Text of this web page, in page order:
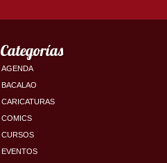
Categorías
AGENDA
BACALAO
CARICATURAS
COMICS
CURSOS
EVENTOS